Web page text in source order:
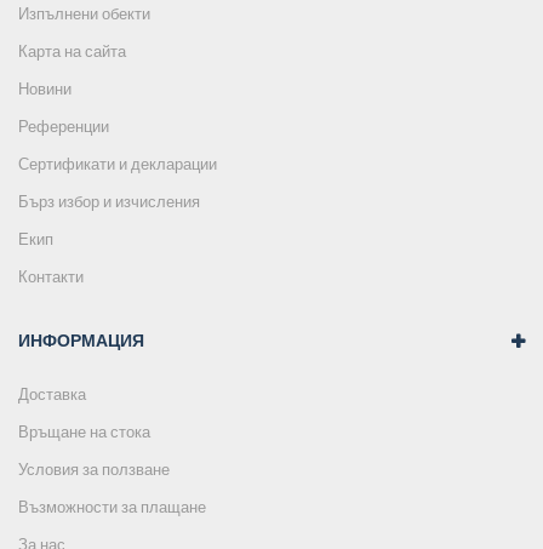
Изпълнени обекти
Карта на сайта
Новини
Референции
Сертификати и декларации
Бърз избор и изчисления
Екип
Контакти
ИНФОРМАЦИЯ
Доставка
Връщане на стока
Условия за ползване
Възможности за плащане